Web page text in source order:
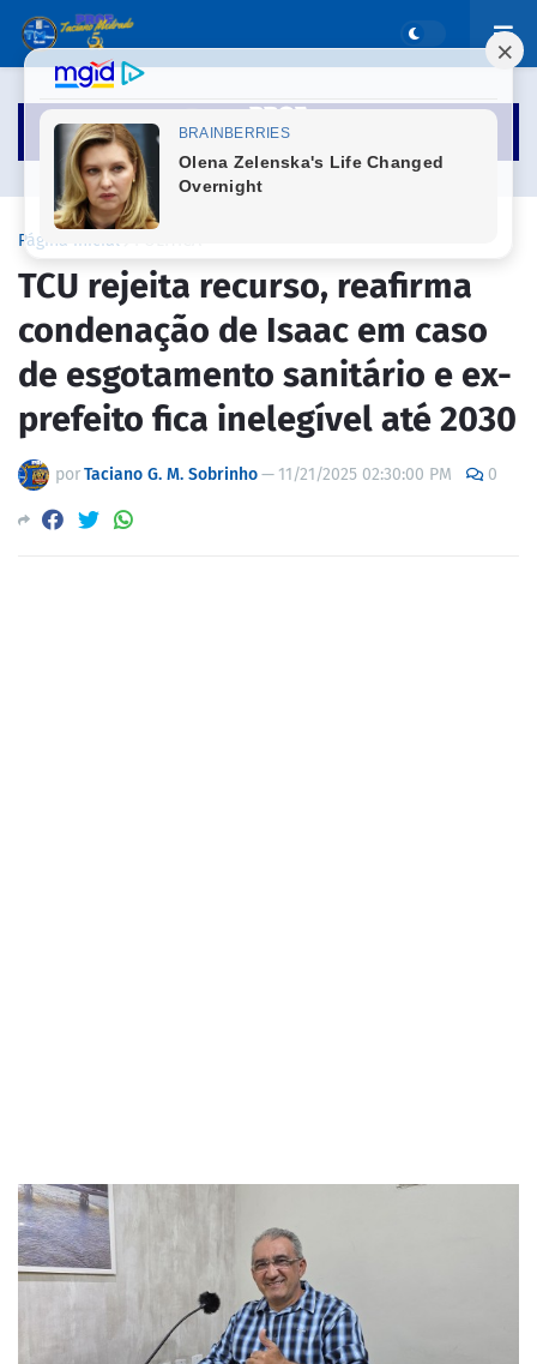
Página inicial
TCU rejeita recurso, reafirma
condenação de Isaac em caso
de esgotamento sanitário e ex-
prefeito fica inelegível até 2030
porTaciano G. M. Sobrinho— 11/21/2025 02:30:00 PM 0